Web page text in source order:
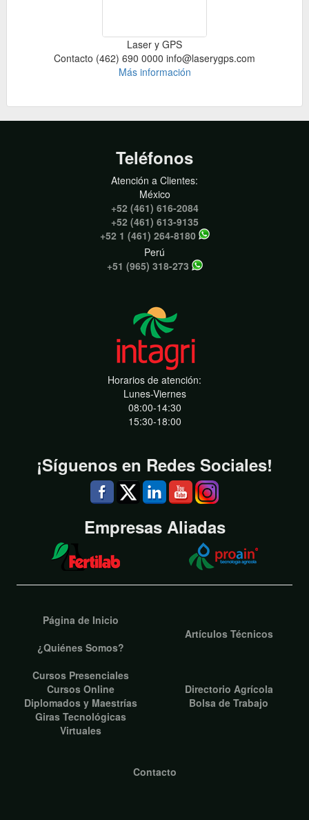
Laser y GPS
Contacto (462) 690 0000 info@laserygps.com
Más información
Teléfonos
Atención a Clientes:
México
+52 (461) 616-2084
+52 (461) 613-9135
+52 1 (461) 264-8180
Perú
+51 (965) 318-273
Horarios de atención:
Lunes-Viernes
08:00-14:30
15:30-18:00
¡Síguenos en Redes Sociales!
Empresas Aliadas
Página de Inicio
¿Quiénes Somos?
Artículos Técnicos
Cursos Presenciales
Cursos Online
Diplomados y Maestrías
Giras Tecnológicas
Virtuales
Directorio Agrícola
Bolsa de Trabajo
Contacto